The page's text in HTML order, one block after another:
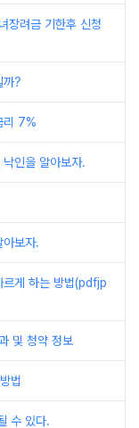
장려금 기한후 신청
까?
리 7%
인을 알아보자.
보자.
르게 하는 방법(pdfjp
및 청약 정보
법
수 있다.